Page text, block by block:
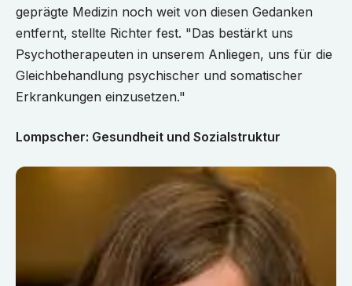
geprägte Medizin noch weit von diesen Gedanken
entfernt, stellte Richter fest. "Das bestärkt uns
Psychotherapeuten in unserem Anliegen, uns für die
Gleichbehandlung psychischer und somatischer
Erkrankungen einzusetzen."
Lompscher: Gesundheit und Sozialstruktur